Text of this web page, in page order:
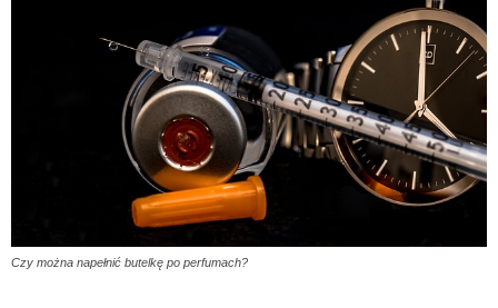
Czy można napełnić butelkę po perfumach?